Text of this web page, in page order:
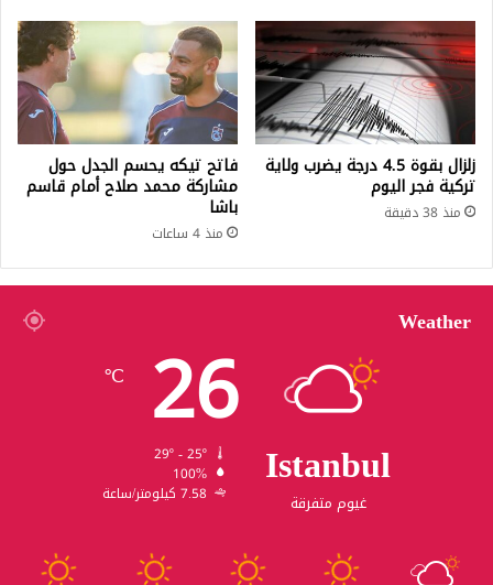
زلزال بقوة 4.5 درجة يضرب ولاية
تركية فجر اليوم
منذ 38 دقيقة
فاتح تيكه يحسم الجدل حول
مشاركة محمد صلاح أمام قاسم
باشا
منذ 4 ساعات
Weather
Istanbul
غيوم متفرقة
26
℃
100%
7.58 كيلومتر/ساعة